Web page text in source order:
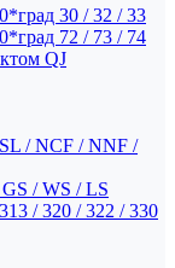
30 / 32 / 33
72 / 73 / 74
QJ
/ NCF / NNF /
/ WS / LS
/ 320 / 322 / 330